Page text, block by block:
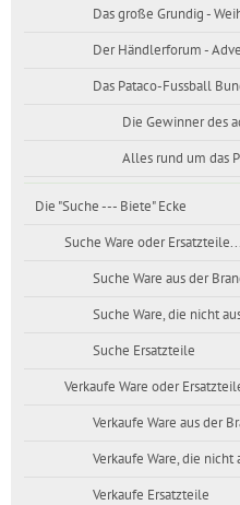
Das große Grundig -
Der Händlerforum -
Das Pataco-Fussball
Die Gewinner des
Alles rund um das
Die "Suche --- Biete" Ecke
Suche Ware oder Ersatzteile...
Suche Ware aus der
Suche Ware, die nicht
Suche Ersatzteile
Verkaufe Ware oder
Verkaufe Ware aus der
Verkaufe Ware, die
Verkaufe Ersatzteile